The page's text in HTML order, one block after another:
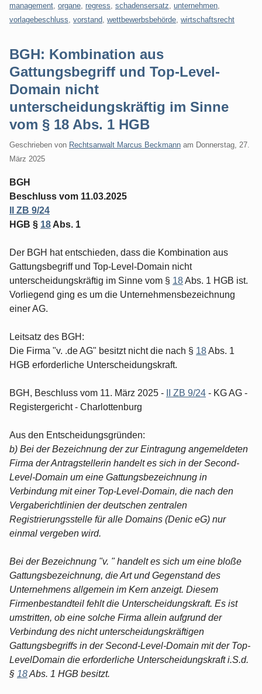
management organe regress schadensersatz unternehmen
vorlagebeschluss vorstand wettbewerbsbehörde wirtschaftsrecht
BGH: Kombination aus
Gattungsbegriff und Top-Level-
Domain nicht
unterscheidungskräftig im Sinne
vom § 18 Abs. 1 HGB
Geschrieben von Rechtsanwalt Marcus Beckmann am Donnerstag, 27.
März 2025
BGH
Beschluss vom 11.03.2025
II ZB 9/24
HGB § 18 Abs. 1
Der BGH hat entschieden, dass die Kombination aus
Gattungsbegriff und Top-Level-Domain nicht
unterscheidungskräftig im Sinne vom § 18Abs. 1 HGB ist.
Vorliegend ging es um die Unternehmensbezeichnung
einer AG.
Leitsatz des BGH:
Die Firma "v. .de AG" besitzt nicht die nach § 18Abs. 1
HGB erforderliche Unterscheidungskraft.
BGH, Beschluss vom 11. März 2025 - II ZB 9/24 - KG AG -
Registergericht - Charlottenburg
Aus den Entscheidungsgründen:
b) Bei der Bezeichnung der zur Eintragung angemeldeten
Firma der Antragstellerin handelt es sich in der Second-
Level-Domain um eine Gattungsbezeichnung in
Verbindung mit einer Top-Level-Domain, die nach den
Vergaberichtlinien der deutschen zentralen
Registrierungsstelle für alle Domains (Denic eG) nur
einmal vergeben wird.
Bei der Bezeichnung "v. " handelt es sich um eine bloße
Gattungsbezeichnung, die Art und Gegenstand des
Unternehmens allgemein im Kern anzeigt. Diesem
Firmenbestandteil fehlt die Unterscheidungskraft. Es ist
umstritten, ob eine solche Firma allein aufgrund der
Verbindung des nicht unterscheidungskräftigen
Gattungsbegriffs in der Second-Level-Domain mit der Top-
LevelDomain die erforderliche Unterscheidungskraft i.S.d.
§ 18Abs. 1 HGB besitzt.